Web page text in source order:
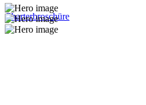
Charterbroschüre